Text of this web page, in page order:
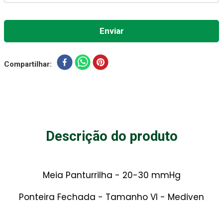
Compartilhar
Descrição do produto
Meia Panturrilha - 20-30 mmHg
Ponteira Fechada - Tamanho VI - Mediven